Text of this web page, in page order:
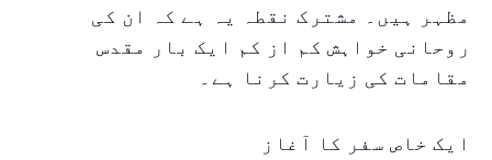
مظہر ہیں۔ مشترک نقطہ یہ ہے کہ ان کی
روحانی خواہش کم از کم ایک بار مقدس
مقامات کی زیارت کرنا ہے۔
ایک خاص سفر کا آغاز